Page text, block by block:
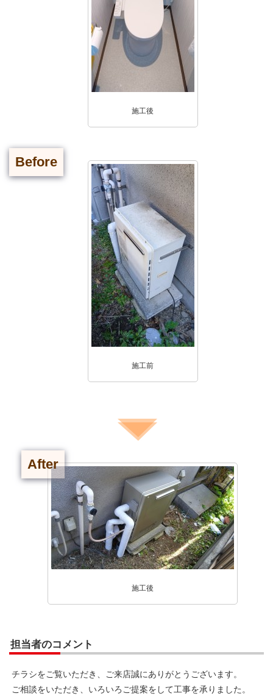
施工後
Before
施工前
After
施工後
担当者のコメント
チラシをご覧いただき、ご来店誠にありがとうございます。
ご相談をいただき、いろいろご提案をして工事を承りました。